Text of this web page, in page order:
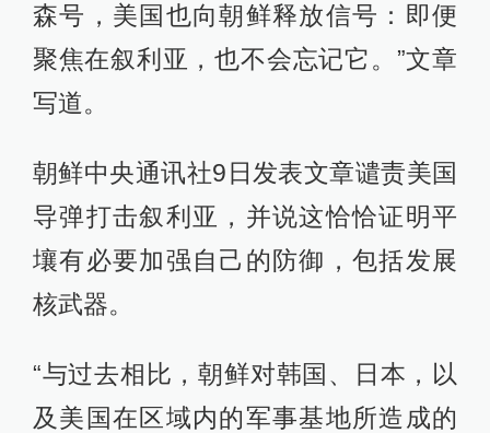
森号，美国也向朝鲜释放信号：即便
聚焦在叙利亚，也不会忘记它。”文章
写道。
朝鲜中央通讯社9日发表文章谴责美国
导弹打击叙利亚，并说这恰恰证明平
壤有必要加强自己的防御，包括发展
核武器。
“与过去相比，朝鲜对韩国、日本，以
及美国在区域内的军事基地所造成的